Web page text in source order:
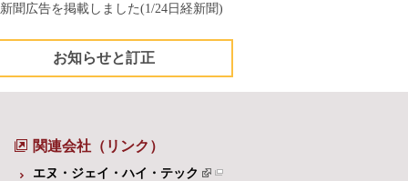
新聞広告を掲載しました(1/24日経新聞)
お知らせと訂正
関連会社（リンク）
エヌ・ジェイ・ハイ・テック